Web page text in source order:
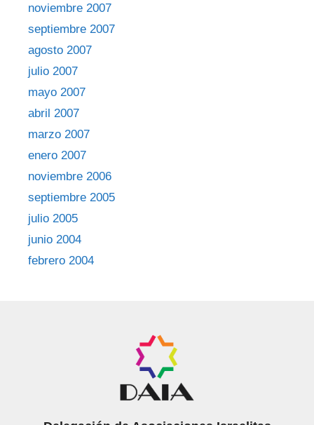
noviembre 2007
septiembre 2007
agosto 2007
julio 2007
mayo 2007
abril 2007
marzo 2007
enero 2007
noviembre 2006
septiembre 2005
julio 2005
junio 2004
febrero 2004